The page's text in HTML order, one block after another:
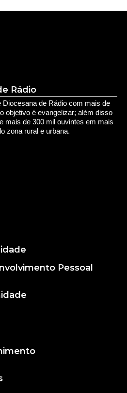
Rádio
objetivo é evangelizar; além disso
de 300 mil ouvintes em mais
zona rural e urbana.